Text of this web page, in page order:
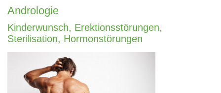
Andrologie
Kinderwunsch, Erektionsstörungen,
Sterilisation, Hormonstörungen